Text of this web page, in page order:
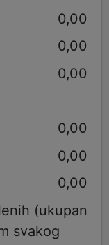
0,00
0,00
0,00
0,00
0,00
0,00
(ukupan
svakog